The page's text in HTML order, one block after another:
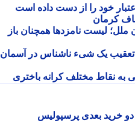
خود را از دست داده است
لیست نامزدها همچنان باز
یک شیء ناشناس در آسمان
نقاط مختلف کرانه باختری
بعدی پرسپولیس